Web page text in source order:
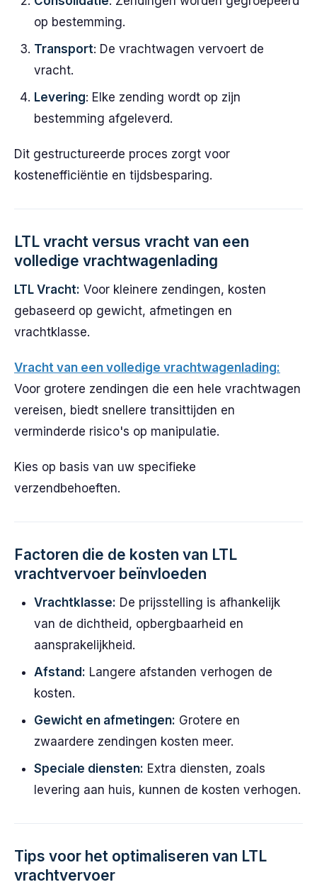
op bestemming.
Transport: De vrachtwagen vervoert de
vracht.
Levering: Elke zending wordt op zijn
bestemming afgeleverd.
Dit gestructureerde proces zorgt voor
kostenefficiëntie en tijdsbesparing.
LTL vracht versus vracht van een
volledige vrachtwagenlading
LTL Vracht: Voor kleinere zendingen, kosten
gebaseerd op gewicht, afmetingen en
vrachtklasse.
Vracht van een volledige vrachtwagenlading:
Voor grotere zendingen die een hele vrachtwagen
vereisen, biedt snellere transittijden en
verminderde risico's op manipulatie.
Kies op basis van uw specifieke
verzendbehoeften.
Factoren die de kosten van LTL
vrachtvervoer beïnvloeden
Vrachtklasse: De prijsstelling is afhankelijk
van de dichtheid, opbergbaarheid en
aansprakelijkheid.
Afstand: Langere afstanden verhogen de
kosten.
Gewicht en afmetingen: Grotere en
zwaardere zendingen kosten meer.
Speciale diensten: Extra diensten, zoals
levering aan huis, kunnen de kosten verhogen.
Tips voor het optimaliseren van LTL
vrachtvervoer